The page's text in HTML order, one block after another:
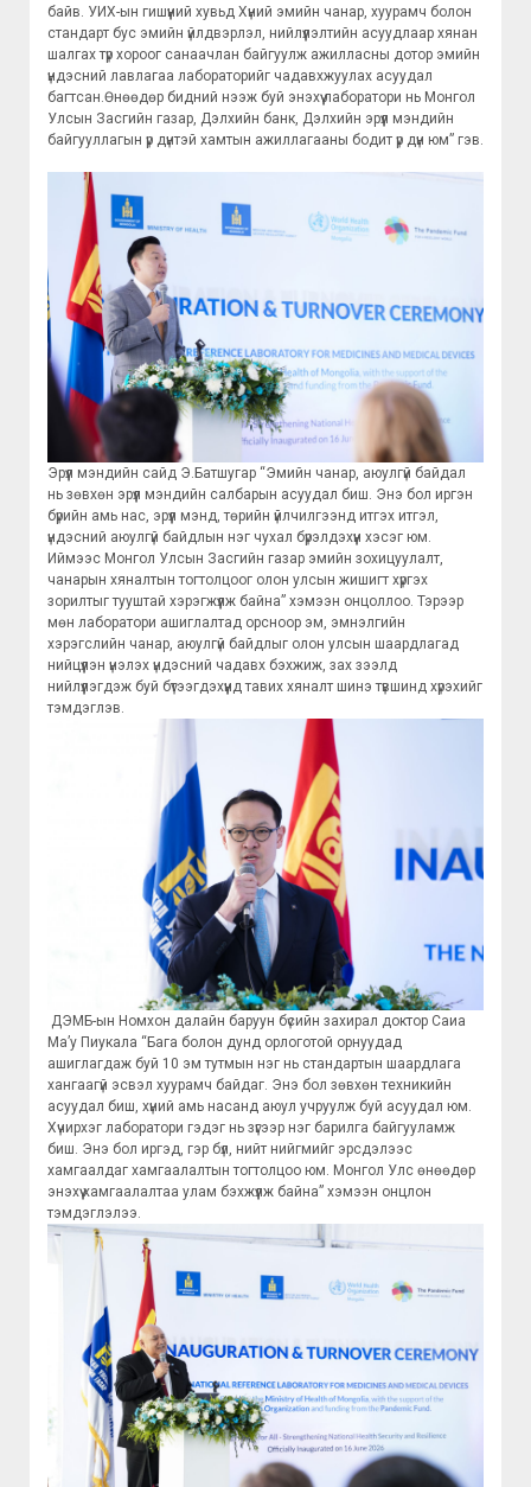
байв. УИХ-ын гишүүний хувьд Хүний эмийн чанар, хуурамч болон
стандарт бус эмийн үйлдвэрлэл, нийлүүлэлтийн асуудлаар хянан
шалгах түр хороог санаачлан байгуулж ажилласны дотор эмийн
үндэсний лавлагаа лабораторийг чадавхжуулах асуудал
багтсан.Өнөөдөр бидний нээж буй энэхүү лаборатори нь Монгол
Улсын Засгийн газар, Дэлхийн банк, Дэлхийн эрүүл мэндийн
байгууллагын үр дүнтэй хамтын ажиллагааны бодит үр дүн юм” гэв.
Эрүүл мэндийн сайд Э.Батшугар “Эмийн чанар, аюулгүй байдал
нь зөвхөн эрүүл мэндийн салбарын асуудал биш. Энэ бол иргэн
бүрийн амь нас, эрүүл мэнд, төрийн үйлчилгээнд итгэх итгэл,
үндэсний аюулгүй байдлын нэг чухал бүрэлдэхүүн хэсэг юм.
Иймээс Монгол Улсын Засгийн газар эмийн зохицуулалт,
чанарын хяналтын тогтолцоог олон улсын жишигт хүргэх
зорилтыг тууштай хэрэгжүүлж байна” хэмээн онцоллоо. Тэрээр
мөн лаборатори ашиглалтад орсноор эм, эмнэлгийн
хэрэгслийн чанар, аюулгүй байдлыг олон улсын шаардлагад
нийцүүлэн үнэлэх үндэсний чадавх бэхжиж, зах зээлд
нийлүүлэгдэж буй бүтээгдэхүүнд тавих хяналт шинэ түвшинд хүрэхийг
тэмдэглэв.
ДЭМБ-ын Номхон далайн баруун бүсийн захирал доктор Саиа
Ма’у Пиукала “Бага болон дунд орлоготой орнуудад
ашиглагдаж буй 10 эм тутмын нэг нь стандартын шаардлага
хангаагүй эсвэл хуурамч байдаг. Энэ бол зөвхөн техникийн
асуудал биш, хүний амь насанд аюул учруулж буй асуудал юм.
Хүчирхэг лаборатори гэдэг нь зүгээр нэг барилга байгууламж
биш. Энэ бол иргэд, гэр бүл, нийт нийгмийг эрсдэлээс
хамгаалдаг хамгаалалтын тогтолцоо юм. Монгол Улс өнөөдөр
энэхүү хамгаалалтаа улам бэхжүүлж байна” хэмээн онцлон
тэмдэглэлээ.